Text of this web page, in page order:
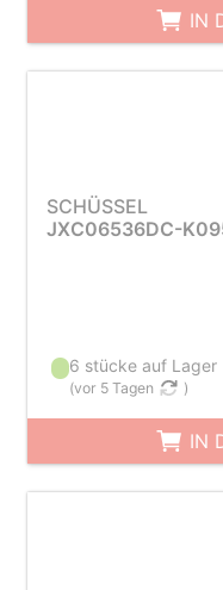
IN
SCHÜSSEL
JXC06536DC-
6 stücke auf Lager
(vor 5 Tagen )
IN